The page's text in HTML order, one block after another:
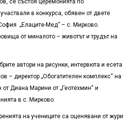
се състоя церемонията по
в конкурса, обявен от двете
„Елаците-Мед” – с. Мирково.
от миналото – животът и трудът на
автори на рисунки, интервюта и есета
– директор „Обогатителен комплекс“ на
Диана Марини от „Геотехмин“ и
в с. Мирково.
на учениците са оценявани от жури